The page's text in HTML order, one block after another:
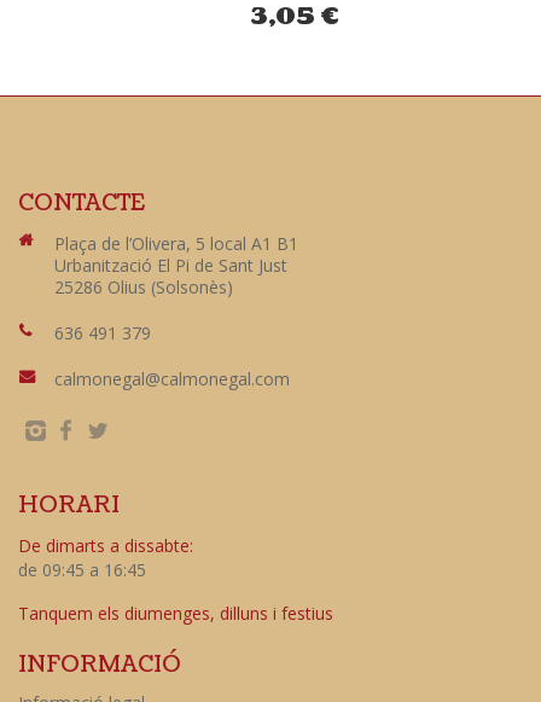
3,05€
CONTACTE
Plaça de l’Olivera, 5 local A1 B1
Urbanització El Pi de Sant Just
25286 Olius (Solsonès)
636 491 379
calmonegal@calmonegal.com
HORARI
De dimarts a dissabte:
de 09:45 a 16:45
Tanquem els diumenges, dilluns i festius
INFORMACIÓ